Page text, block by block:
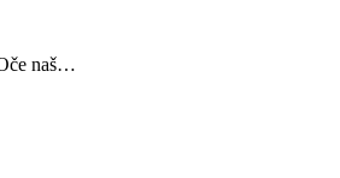
naš…